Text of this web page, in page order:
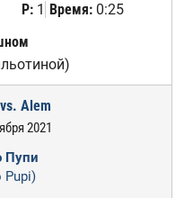
Р:1 Время:0:25
Alem
2021
Пупи
Pupi)